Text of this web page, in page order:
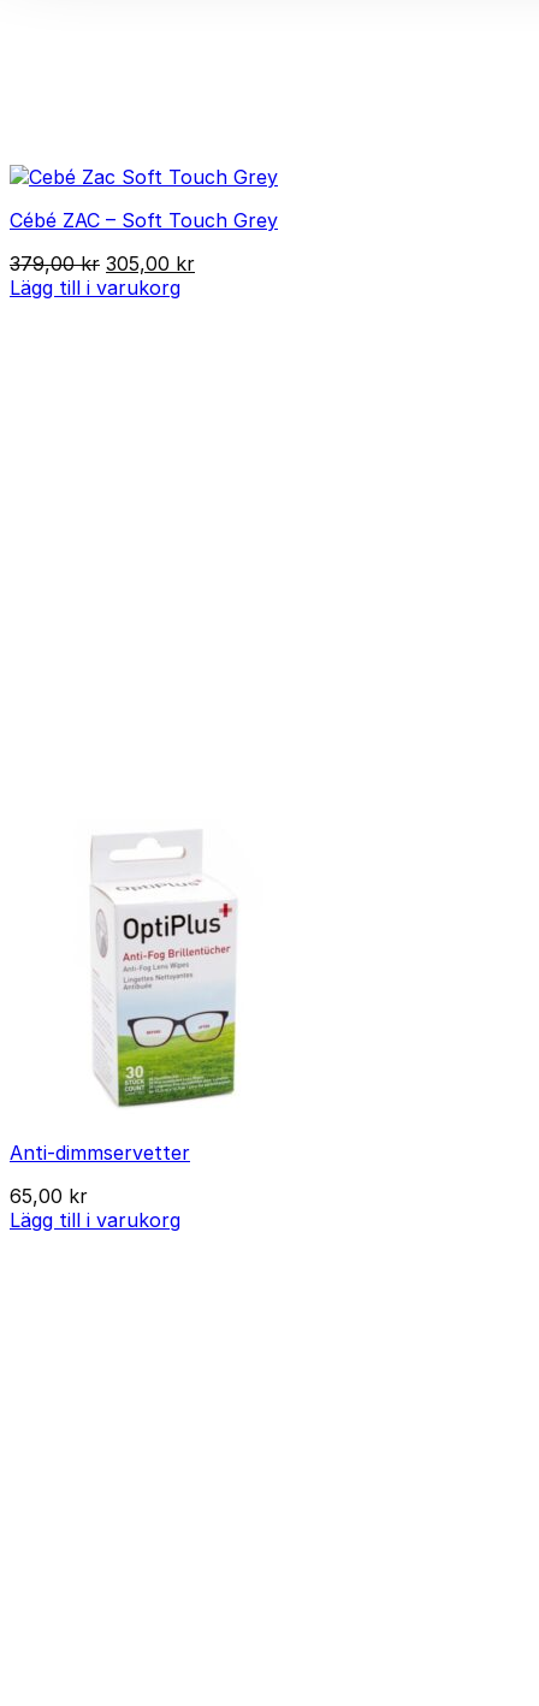
Cébé ZAC – Soft Touch Grey
379,00kr Det
ursprungliga
305,00 krDet
Lägg till i varukorg
Anti-dimmservetter
65,00 kr
Lägg till i varukorg